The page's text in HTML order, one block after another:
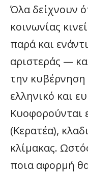
Όλα δείχνουν
κοινωνίας
παρά και
αριστεράς —
την κυβέρνηση
ελληνικό και
Κυοφορούνται
(Κερατέα),
κλίμακας.
ποια αφορμή